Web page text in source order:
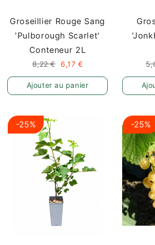
Groseillier Rouge Sang
'Pulborough Scarlet'
Conteneur 2L
8,22 € 6,17 €
Ajouter au panier
-25% -25%